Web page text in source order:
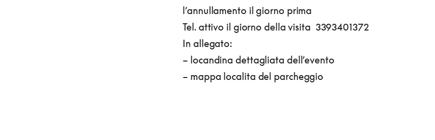
l’annullamento il giorno prima
Tel. attivo il giorno della visita 3393401372
In allegato:
– locandina dettagliata dell’evento
– mappa localita del parcheggio